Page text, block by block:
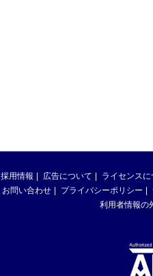
採用情報 広告について ライセンスに
お問い合わせ プライバシーポリシー
利用者情報の